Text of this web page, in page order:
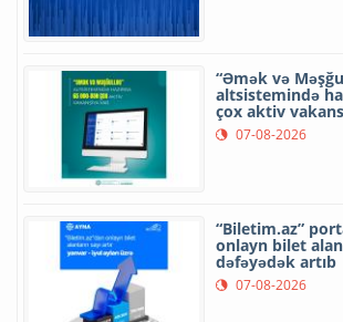
“Əmək və
altsistemində
çox aktiv
07-08-2026
“Biletim.az”
onlayn bilet
dəfəyədək artıb
07-08-2026